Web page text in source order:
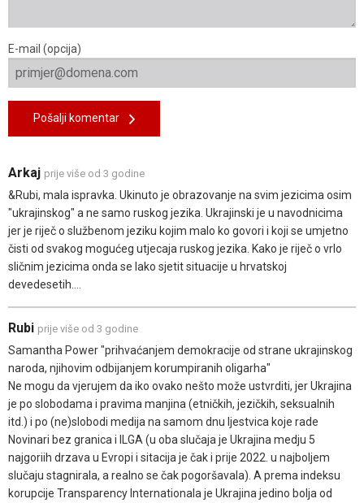
E-mail (opcija)
Pošalji komentar
Arkaj prije više od 3 godine
&Rubi, mala ispravka. Ukinuto je obrazovanje na svim jezicima osim
"ukrajinskog" a ne samo ruskog jezika. Ukrajinski je u navodnicima
jer je riječ o službenom jeziku kojim malo ko govori i koji se umjetno
čisti od svakog mogućeg utjecaja ruskog jezika. Kako je riječ o vrlo
sličnim jezicima onda se lako sjetit situacije u hrvatskoj
devedesetih....
Rubi prije više od 3 godine
Samantha Power "prihvaćanjem demokracije od strane ukrajinskog
naroda, njihovim odbijanjem korumpiranih oligarha"
Ne mogu da vjerujem da iko ovako nešto može ustvrditi, jer Ukrajina
je po slobodama i pravima manjina (etničkih, jezičkih, seksualnih
itd.) i po (ne)slobodi medija na samom dnu ljestvica koje rade
Novinari bez granica i ILGA (u oba slučaja je Ukrajina medju 5
najgoriih drzava u Evropi i sitacija je čak i prije 2022. u najboljem
slučaju stagnirala, a realno se čak pogoršavala). A prema indeksu
korupcije Transparency Internationala je Ukrajina jedino bolja od